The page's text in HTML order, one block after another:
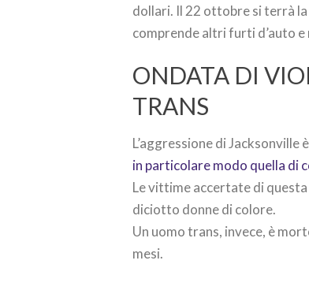
dollari. Il 22 ottobre si terrà la
comprende altri furti d’auto
ONDATA DI
TRANS
L’aggressione di Jacksonville
in particolare modo quella di
Le vittime accertate di
diciotto donne di colore.
Un uomo trans, invece, è
mesi.